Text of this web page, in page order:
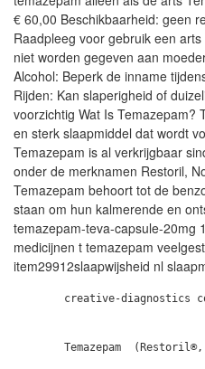
€ 60,00 Beschikbaarheid: geen
Raadpleeg voor gebruik een
niet worden gegeven aan
Alcohol: Beperk de inname
Rijden: Kan slaperigheid of
voorzichtig Wat Is Temazepam?
en sterk slaapmiddel dat wordt
Temazepam is al verkrijgbaar
onder de merknamen Restoril,
Temazepam behoort tot de
staan om hun kalmerende en
temazepam-teva-capsule-20mg
medicijnen t temazepam
item29912slaapwijsheid nl
creative-diagnostics